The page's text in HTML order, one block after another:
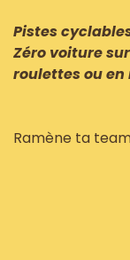
Pistes
Zéro voiture
roulettes ou en
Ramène ta